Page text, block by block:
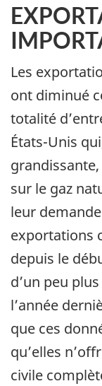
Les
ont diminué
totalité
États-Unis
sur le gaz
leur
exportations
depuis le
d’un peu
l’année
que ces
qu’elles
civile